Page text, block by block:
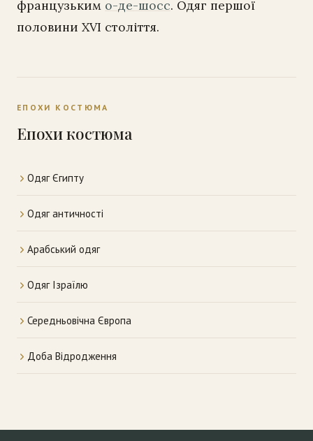
французьким о-де-шосс. Одяг першої
половини XVI століття.
ЕПОХИ КОСТЮМА
Епохи костюма
Одяг Єгипту
Одяг античності
Арабський одяг
Одяг Ізраїлю
Середньовічна Європа
Доба Відродження